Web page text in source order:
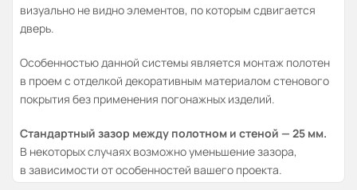
визуально не видно элементов, по которым сдвигается
дверь.
Особенностью данной системы является монтаж полотен
в проем с отделкой декоративным материалом стенового
покрытия без применения погонажных изделий.
Стандартный зазор между полотном и стеной — 25 мм.
В некоторых случаях возможно уменьшение зазора,
в зависимости от особенностей вашего проекта.